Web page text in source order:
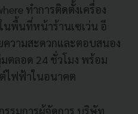
ทำการติดตั้งเครื่อง
พื้นที่หน้าร้านเซเว่น อี
ความสะดวกและตอบสนอง
ตลอด 24 ชั่วโมง พร้อม
ไฟฟ้าในอนาคต
รมการผู้จัดการ บริษัท